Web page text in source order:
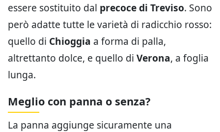
essere sostituito dal precoce di Treviso. Sono
però adatte tutte le varietà di radicchio rosso:
quello di Chioggia a forma di palla,
altrettanto dolce, e quello di Verona, a foglia
lunga.
Meglio con panna o senza?
La panna aggiunge sicuramente una